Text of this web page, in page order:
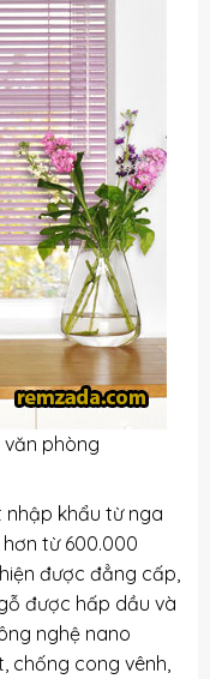
phòng
khẩu từ nga
từ 600.000
được đẳng cấp,
được hấp dầu và
nghệ nano
chống cong vênh,